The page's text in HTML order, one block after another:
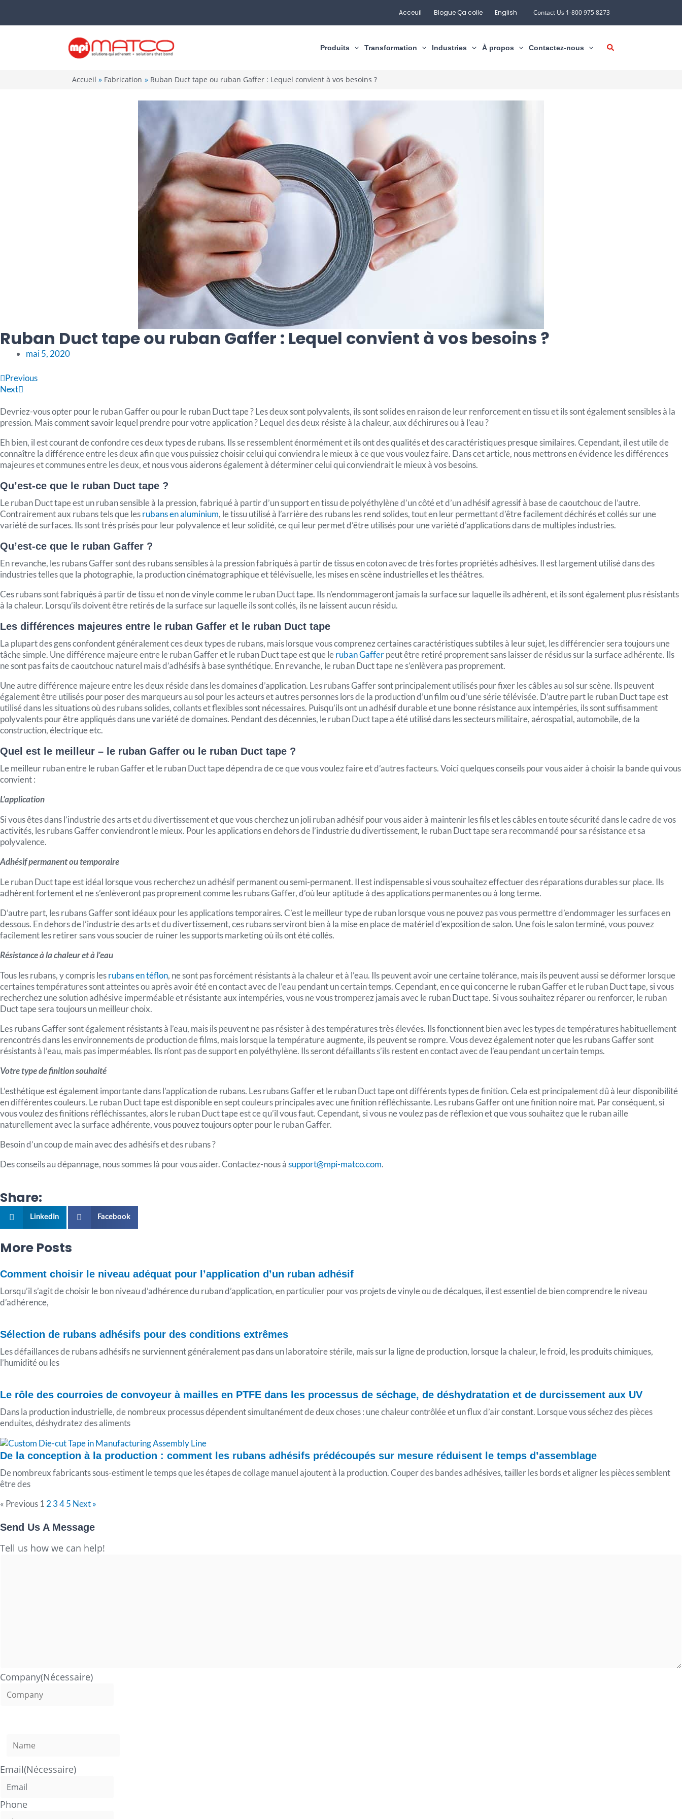
contenu
Acceuil Blogue Ça colle English Contact Us 1-800 975 8273
Produits Transformation Industries À propos Contactez-nous
Accueil Fabrication Ruban Duct tape ou ruban Gaffer : Lequel convient à vos besoins ?
Ruban Duct tape ou ruban Gaffer : Lequel convient à vos besoins ?
mai 5, 2020
Précédent
Previous
Next
Suivant
Devriez-vous opter pour le ruban Gaffer ou pour le ruban Duct tape ? Les deux sont polyvalents, ils sont solides en raison de leur renforcement en tissu et ils sont également sensibles à la
pression. Mais comment savoir lequel prendre pour votre application ? Lequel des deux résiste à la chaleur, aux déchirures ou à l’eau ?
Eh bien, il est courant de confondre ces deux types de rubans. Ils se ressemblent énormément et ils ont des qualités et des caractéristiques presque similaires. Cependant, il est utile de
connaître la différence entre les deux afin que vous puissiez choisir celui qui conviendra le mieux à ce que vous voulez faire. Dans cet article, nous mettrons en évidence les différences
majeures et communes entre les deux, et nous vous aiderons également à déterminer celui qui conviendrait le mieux à vos besoins.
Qu’est-ce que le ruban Duct tape ?
Le ruban Duct tape est un ruban sensible à la pression, fabriqué à partir d’un support en tissu de polyéthylène d’un côté et d’un adhésif agressif à base de caoutchouc de l’autre.
Contrairement aux rubans tels que lesrubans en aluminium, le tissu utilisé à l’arrière des rubans les rend solides, tout en leur permettant d’être facilement déchirés et collés sur une
variété de surfaces. Ils sont très prisés pour leur polyvalence et leur solidité, ce qui leur permet d’être utilisés pour une variété d’applications dans de multiples industries.
Qu’est-ce que le ruban Gaffer ?
En revanche, les rubans Gaffer sont des rubans sensibles à la pression fabriqués à partir de tissus en coton avec de très fortes propriétés adhésives. Il est largement utilisé dans des
industries telles que la photographie, la production cinématographique et télévisuelle, les mises en scène industrielles et les théâtres.
Ces rubans sont fabriqués à partir de tissu et non de vinyle comme le ruban Duct tape. Ils n’endommageront jamais la surface sur laquelle ils adhèrent, et ils sont également plus résistants
à la chaleur. Lorsqu’ils doivent être retirés de la surface sur laquelle ils sont collés, ils ne laissent aucun résidu.
Les différences majeures entre le ruban Gaffer et le ruban Duct tape
La plupart des gens confondent généralement ces deux types de rubans, mais lorsque vous comprenez certaines caractéristiques subtiles à leur sujet, les différencier sera toujours une
tâche simple. Une différence majeure entre le ruban Gaffer et le ruban Duct tape est que leruban Gafferpeut être retiré proprement sans laisser de résidus sur la surface adhérente. Ils
ne sont pas faits de caoutchouc naturel mais d’adhésifs à base synthétique. En revanche, le ruban Duct tape ne s’enlèvera pas proprement.
Une autre différence majeure entre les deux réside dans les domaines d’application. Les rubans Gaffer sont principalement utilisés pour fixer les câbles au sol sur scène. Ils peuvent
également être utilisés pour poser des marqueurs au sol pour les acteurs et autres personnes lors de la production d’un film ou d’une série télévisée. D’autre part le ruban Duct tape est
utilisé dans les situations où des rubans solides, collants et flexibles sont nécessaires. Puisqu’ils ont un adhésif durable et une bonne résistance aux intempéries, ils sont suffisamment
polyvalents pour être appliqués dans une variété de domaines. Pendant des décennies, le ruban Duct tape a été utilisé dans les secteurs militaire, aérospatial, automobile, de la
construction, électrique etc.
Quel est le meilleur – le ruban Gaffer ou le ruban Duct tape ?
Le meilleur ruban entre le ruban Gaffer et le ruban Duct tape dépendra de ce que vous voulez faire et d’autres facteurs. Voici quelques conseils pour vous aider à choisir la bande qui vous
convient :
L’application
Si vous êtes dans l’industrie des arts et du divertissement et que vous cherchez un joli ruban adhésif pour vous aider à maintenir les fils et les câbles en toute sécurité dans le cadre de vos
activités, les rubans Gaffer conviendront le mieux. Pour les applications en dehors de l’industrie du divertissement, le ruban Duct tape sera recommandé pour sa résistance et sa
polyvalence.
Adhésif permanent ou temporaire
Le ruban Duct tape est idéal lorsque vous recherchez un adhésif permanent ou semi-permanent. Il est indispensable si vous souhaitez effectuer des réparations durables sur place. Ils
adhèrent fortement et ne s’enlèveront pas proprement comme les rubans Gaffer, d’où leur aptitude à des applications permanentes ou à long terme.
D’autre part, les rubans Gaffer sont idéaux pour les applications temporaires. C’est le meilleur type de ruban lorsque vous ne pouvez pas vous permettre d’endommager les surfaces en
dessous. En dehors de l’industrie des arts et du divertissement, ces rubans serviront bien à la mise en place de matériel d’exposition de salon. Une fois le salon terminé, vous pouvez
facilement les retirer sans vous soucier de ruiner les supports marketing où ils ont été collés.
Résistance à la chaleur et à l’eau
Tous les rubans, y compris lesrubans en téflon, ne sont pas forcément résistants à la chaleur et à l’eau. Ils peuvent avoir une certaine tolérance, mais ils peuvent aussi se déformer lorsque
certaines températures sont atteintes ou après avoir été en contact avec de l’eau pendant un certain temps. Cependant, en ce qui concerne le ruban Gaffer et le ruban Duct tape, si vous
recherchez une solution adhésive imperméable et résistante aux intempéries, vous ne vous tromperez jamais avec le ruban Duct tape. Si vous souhaitez réparer ou renforcer, le ruban
Duct tape sera toujours un meilleur choix.
Les rubans Gaffer sont également résistants à l’eau, mais ils peuvent ne pas résister à des températures très élevées. Ils fonctionnent bien avec les types de températures habituellement
rencontrés dans les environnements de production de films, mais lorsque la température augmente, ils peuvent se rompre. Vous devez également noter que les rubans Gaffer sont
résistants à l’eau, mais pas imperméables. Ils n’ont pas de support en polyéthylène. Ils seront défaillants s’ils restent en contact avec de l’eau pendant un certain temps.
Votre type de finition souhaité
L’esthétique est également importante dans l’application de rubans. Les rubans Gaffer et le ruban Duct tape ont différents types de finition. Cela est principalement dû à leur disponibilité
en différentes couleurs. Le ruban Duct tape est disponible en sept couleurs principales avec une finition réfléchissante. Les rubans Gaffer ont une finition noire mat. Par conséquent, si
vous voulez des finitions réfléchissantes, alors le ruban Duct tape est ce qu’il vous faut. Cependant, si vous ne voulez pas de réflexion et que vous souhaitez que le ruban aille
naturellement avec la surface adhérente, vous pouvez toujours opter pour le ruban Gaffer.
Besoin d’un coup de main avec des adhésifs et des rubans ?
Des conseils au dépannage, nous sommes là pour vous aider. Contactez-nous àsupport@mpi-matco.com.
Share:
LinkedIn Facebook
More Posts
Comment choisir le niveau adéquat pour l’application d’un ruban adhésif
Lorsqu’il s’agit de choisir le bon niveau d’adhérence du ruban d’application, en particulier pour vos projets de vinyle ou de décalques, il est essentiel de bien comprendre le niveau
d’adhérence,
Sélection de rubans adhésifs pour des conditions extrêmes
Les défaillances de rubans adhésifs ne surviennent généralement pas dans un laboratoire stérile, mais sur la ligne de production, lorsque la chaleur, le froid, les produits chimiques,
l’humidité ou les
Le rôle des courroies de convoyeur à mailles en PTFE dans les processus de séchage, de déshydratation et de durcissement aux UV
Dans la production industrielle, de nombreux processus dépendent simultanément de deux choses : une chaleur contrôlée et un flux d’air constant. Lorsque vous séchez des pièces
enduites, déshydratez des aliments
De la conception à la production : comment les rubans adhésifs prédécoupés sur mesure réduisent le temps d’assemblage
De nombreux fabricants sous-estiment le temps que les étapes de collage manuel ajoutent à la production. Couper des bandes adhésives, tailler les bords et aligner les pièces semblent
être des
« Previous 1 2 345 Next »
Send Us A Message
Tell us how we can help!
Company(Nécessaire)
Email(Nécessaire)
Phone